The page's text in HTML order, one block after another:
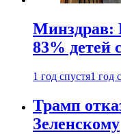
Минздрав:
83% детей
1 год спустя1 год
Трамп
Зеленскому